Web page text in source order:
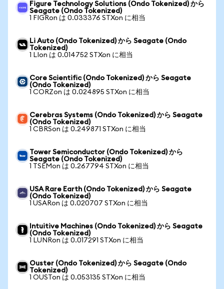
Figure Technology Solutions (Ondo Tokenized) から
Seagate (Ondo Tokenized)
1 FIGRon は 0.033376 STXon に相当
Li Auto (Ondo Tokenized) から Seagate (Ondo
Tokenized)
1 LIon は 0.014752 STXon に相当
Core Scientific (Ondo Tokenized) から Seagate
(Ondo Tokenized)
1 CORZon は 0.024895 STXon に相当
Cerebras Systems (Ondo Tokenized) から Seagate
(Ondo Tokenized)
1 CBRSon は 0.249871 STXon に相当
Tower Semiconductor (Ondo Tokenized) から
Seagate (Ondo Tokenized)
1 TSEMon は 0.267794 STXon に相当
USA Rare Earth (Ondo Tokenized) から Seagate
(Ondo Tokenized)
1 USARon は 0.020707 STXon に相当
Intuitive Machines (Ondo Tokenized) から Seagate
(Ondo Tokenized)
1 LUNRon は 0.017291 STXon に相当
Ouster (Ondo Tokenized) から Seagate (Ondo
Tokenized)
1 OUSTon は 0.053135 STXon に相当